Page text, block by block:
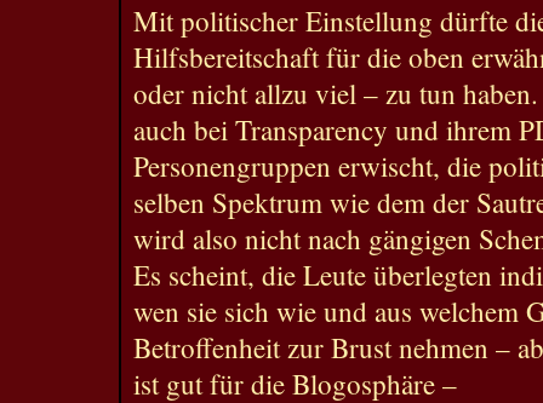
Mit politischer Einstellung dürfte
Hilfsbereitschaft für die oben
oder nicht allzu viel – zu tun
auch bei Transparency und ihrem
Personengruppen erwischt, die
selben Spektrum wie dem der
wird also nicht nach gängigen
Es scheint, die Leute überlegten
wen sie sich wie und aus welchem
Betroffenheit zur Brust nehmen –
ist gut für die Blogosphäre –